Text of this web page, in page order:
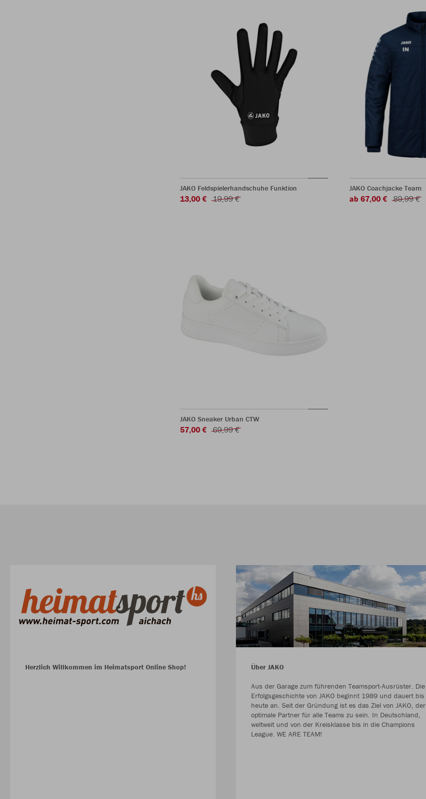
JAKO Feldspielerhandschuhe Funktion
13,00 € 19,99 €
JAKO Coachjacke Team
ab 67,00 € 89,99 €
JAKO Sneaker Urban CTW
57,00 € 69,99 €
Herzlich Willkommen im Heimatsport Online Shop! Über JAKO
Aus der Garage zum führenden Teamsport-Ausrüster. Die
Erfolgsgeschichte von JAKO beginnt 1989 und dauert bis
heute an. Seit der Gründung ist es das Ziel von JAKO, der
optimale Partner für alle Teams zu sein. In Deutschland,
weltweit und von der Kreisklasse bis in die Champions
League. WE ARE TEAM!